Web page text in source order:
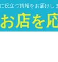
役立つ情報をお届けし
店を